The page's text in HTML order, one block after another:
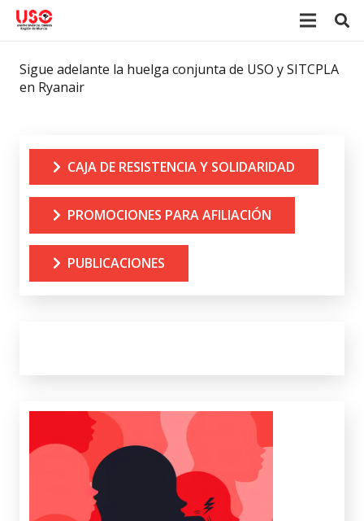
Sigue adelante la huelga conjunta de USO y SITCPLA
en Ryanair
CAJA DE RESISTENCIA Y SOLIDARIDAD
PROMOCIONES PARA AFILIACIÓN
PUBLICACIONES